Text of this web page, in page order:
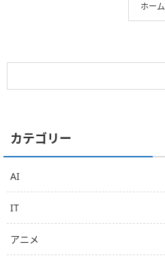
ホーム
カテゴリー
AI
IT
アニメ